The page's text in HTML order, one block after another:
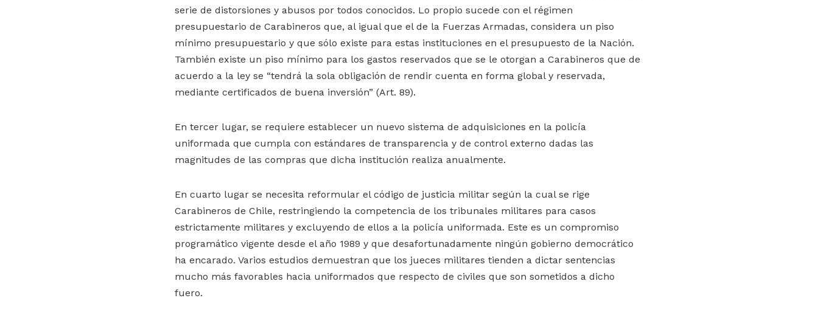
serie de distorsiones y abusos por todos conocidos. Lo propio sucede con el régimen
presupuestario de Carabineros que, al igual que el de la Fuerzas Armadas, considera un piso
mínimo presupuestario y que sólo existe para estas instituciones en el presupuesto de la Nación.
También existe un piso mínimo para los gastos reservados que se le otorgan a Carabineros que de
acuerdo a la ley se “tendrá la sola obligación de rendir cuenta en forma global y reservada,
mediante certificados de buena inversión” (Art. 89).
En tercer lugar, se requiere establecer un nuevo sistema de adquisiciones en la policía
uniformada que cumpla con estándares de transparencia y de control externo dadas las
magnitudes de las compras que dicha institución realiza anualmente.
En cuarto lugar se necesita reformular el código de justicia militar según la cual se rige
Carabineros de Chile, restringiendo la competencia de los tribunales militares para casos
estrictamente militares y excluyendo de ellos a la policía uniformada. Este es un compromiso
programático vigente desde el año 1989 y que desafortunadamente ningún gobierno democrático
ha encarado. Varios estudios demuestran que los jueces militares tienden a dictar sentencias
mucho más favorables hacia uniformados que respecto de civiles que son sometidos a dicho
fuero.